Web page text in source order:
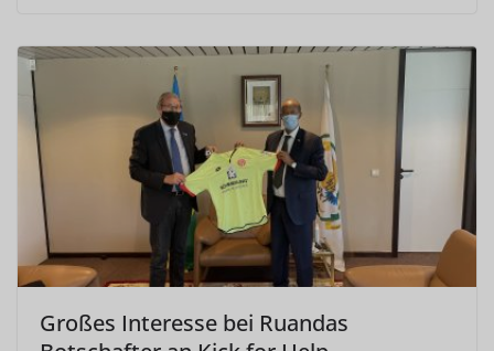
Großes Interesse bei Ruandas